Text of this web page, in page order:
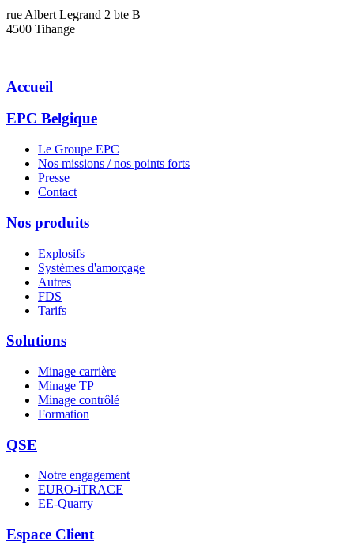
rue Albert Legrand 2 bte B
4500 Tihange
Accueil
EPC Belgique
Le Groupe EPC
Nos missions / nos points forts
Presse
Contact
Nos produits
Explosifs
Systèmes d'amorçage
Autres
FDS
Tarifs
Solutions
Minage carrière
Minage TP
Minage contrôlé
Formation
QSE
Notre engagement
EURO-iTRACE
EE-Quarry
Espace Client